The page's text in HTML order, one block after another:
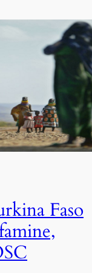
Faso